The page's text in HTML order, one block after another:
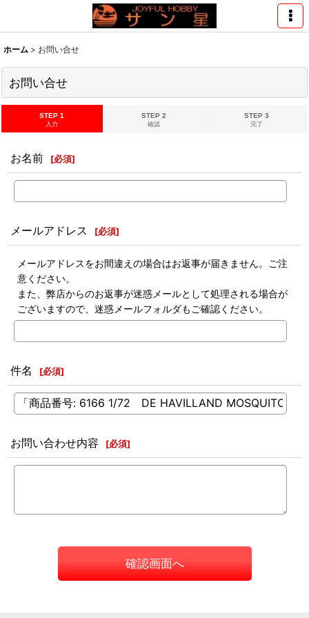
ホーム > お問い合せ
お問い合せ
STEP 1
入力
STEP 2
確認
STEP 3
完了
お名前 [必須]
メールアドレス [必須]
メールアドレスをお間違えの場合はお返事が届きません。ご注
意ください。
また、弊店からのお返事が迷惑メールとして処理される場合が
ございますので、迷惑メールフォルダもご確認ください。
件名 [必須]
お問い合わせ内容 [必須]
確認画面へ